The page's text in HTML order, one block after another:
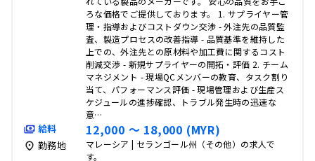
ろな価格でご提供しております。 1. サプライヤー管
理・指導およびコストダウン交渉 - 外注先の品質監
査、製造プロセスの改善指導 - 品質基準を維持した
上での、外注先との原材料や加工費に関するコスト
削減交渉 - 新規サプライヤーの開拓・評価 2. チーム
マネジメント - 現場QCメンバーの教育、タスク割り
当て、パフォーマンス評価 - 現場管理および生産ス
ケジュールの進捗確認、トラブル発生時の迅速な
意…
給料 12,000 〜 18,000 (MYR)
勤務地
マレーシア | セランゴール州（その他）の求人で
す。